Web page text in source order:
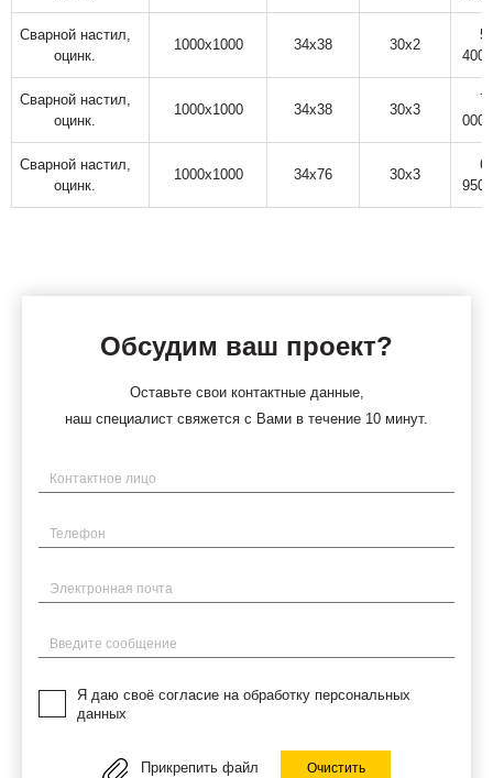
Сварной настил,
оцинк.
1000х1000 34х38 30х2
5
Сварной настил,
оцинк.
1000х1000 34х38 30х3
7
Сварной настил,
оцинк.
1000х1000 34х76 30х3
6
Обсудим ваш проект?
Оставьте свои контактные данные,
наш специалист свяжется с Вами в течение 10 минут.
Имя
Телефон
Электронная почта
Введите сообщение
Я даю своё согласие на обработку персональных
данных
Прикрепить файл Очистить